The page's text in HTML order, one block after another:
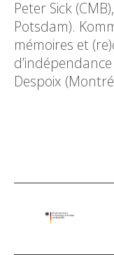
Peter Sick
Potsdam).
mémoires et
Despoix